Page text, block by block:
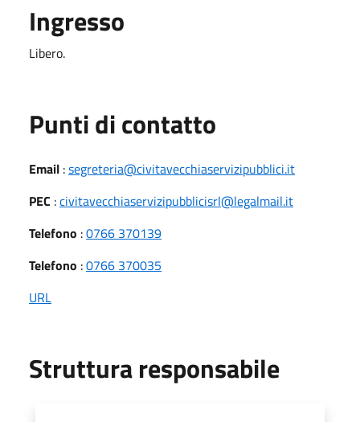
Ingresso
Libero.
Punti di contatto
Email :segreteria@civitavecchiaservizipubblici.it
PEC :civitavecchiaservizipubblicisrl@legalmail.it
Telefono :0766 370139
Telefono :0766 370035
URL
Struttura responsabile